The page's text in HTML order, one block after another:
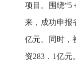
项目。围绕“5
来，成功申报
亿元。同时，
资283．1亿